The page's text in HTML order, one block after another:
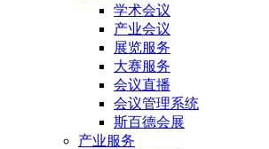
学术会议
产业会议
展览服务
大赛服务
会议直播
会议管理系统
斯百德会展
产业服务